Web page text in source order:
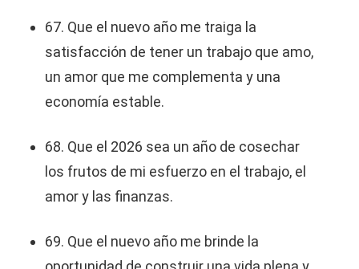
67. Que el nuevo año me traiga la
satisfacción de tener un trabajo que amo,
un amor que me complementa y una
economía estable.
68. Que el 2026 sea un año de cosechar
los frutos de mi esfuerzo en el trabajo, el
amor y las finanzas.
69. Que el nuevo año me brinde la